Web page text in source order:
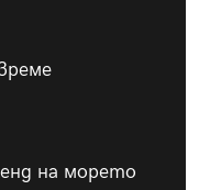
на морето